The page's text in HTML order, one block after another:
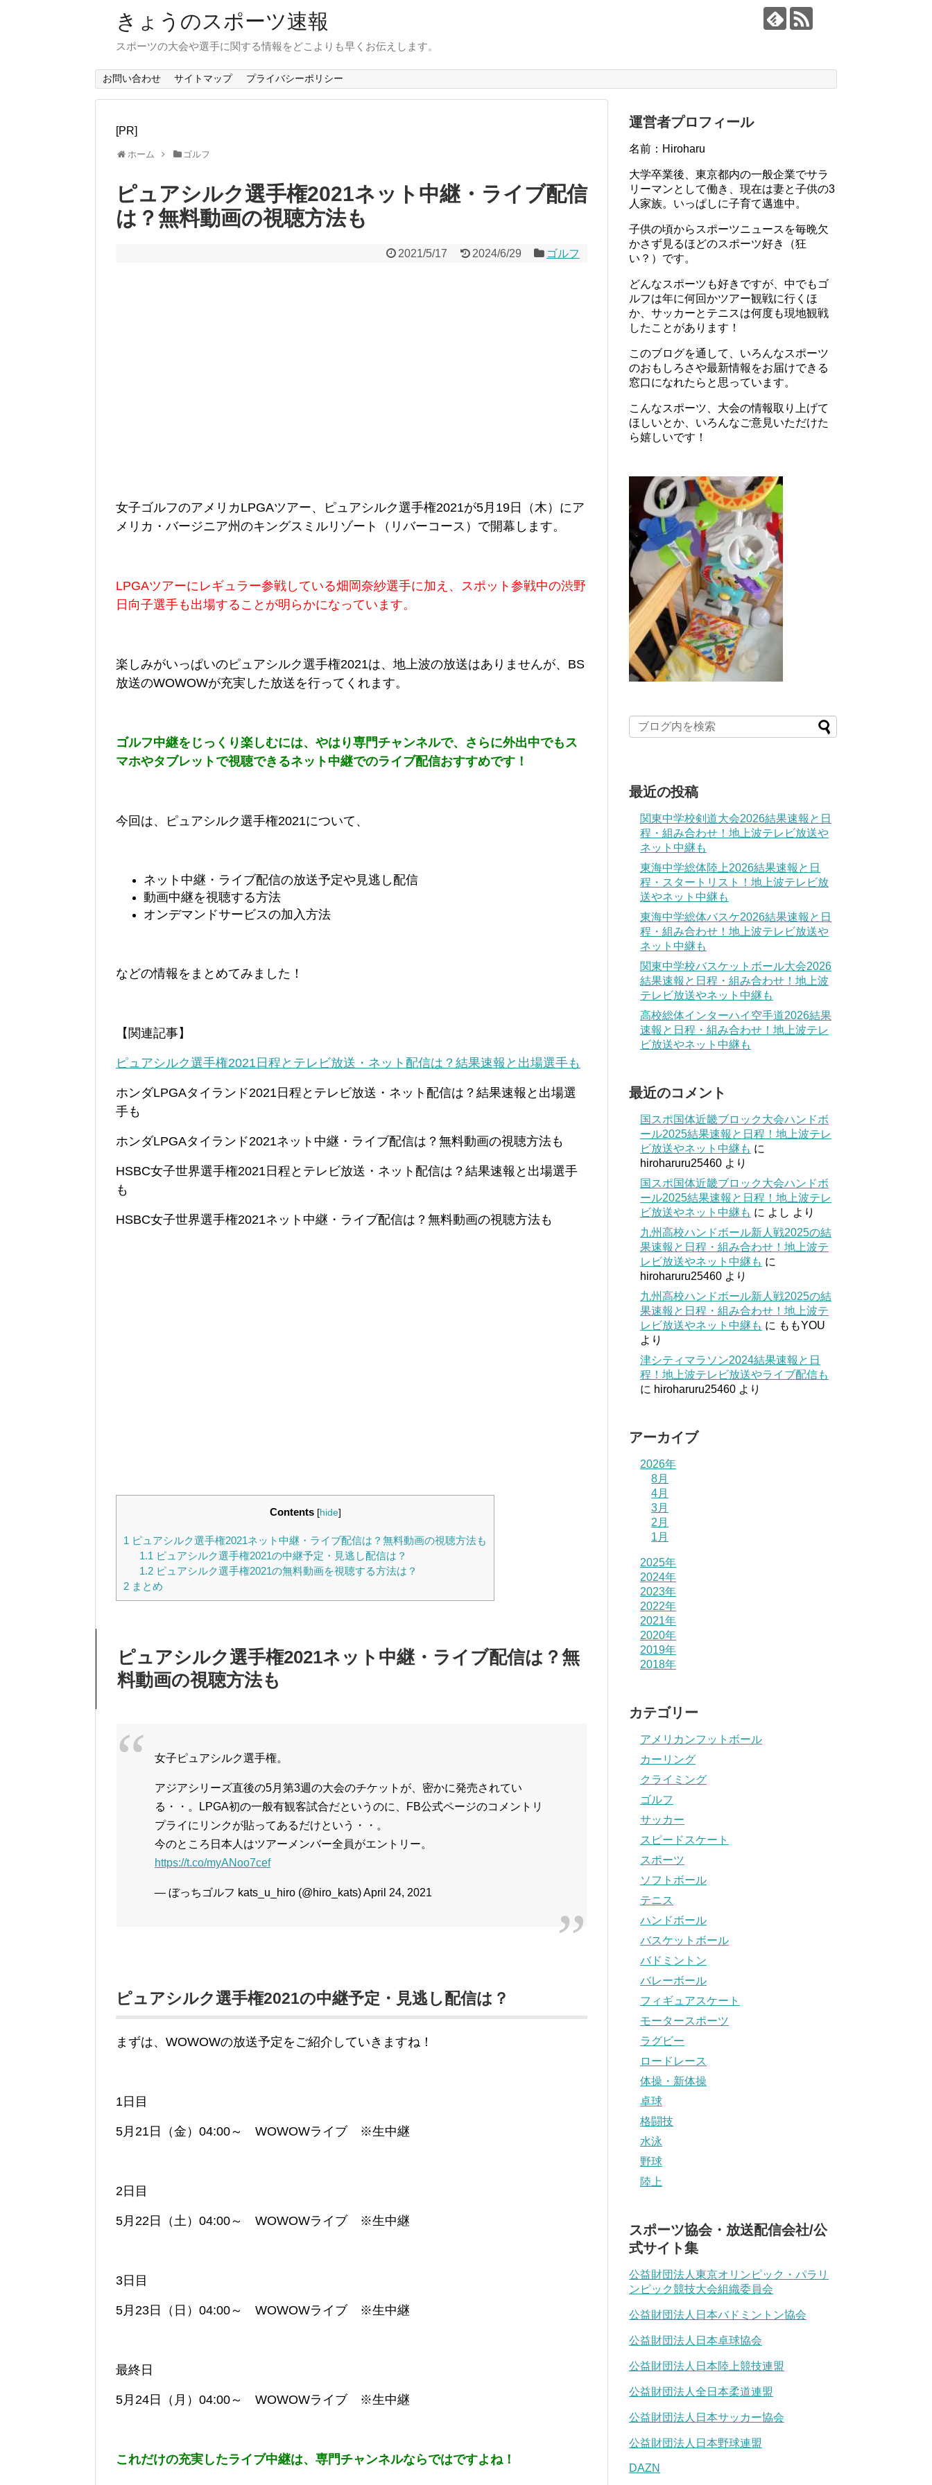
きょうのスポーツ速報
スポーツの大会や選手に関する情報をどこよりも早くお伝えします。
お問い合わせ サイトマップ プライバシーポリシー
[PR]
ホーム ゴルフ
ピュアシルク選手権2021ネット中継・ライブ配信
は？無料動画の視聴方法も
2021/5/17 2024/6/29 ゴルフ
女子ゴルフのアメリカLPGAツアー、ピュアシルク選手権2021が5月19日（木）にア
メリカ・バージニア州のキングスミルリゾート（リバーコース）で開幕します。
LPGAツアーにレギュラー参戦している畑岡奈紗選手に加え、スポット参戦中の渋野
日向子選手も出場することが明らかになっています。
楽しみがいっぱいのピュアシルク選手権2021は、地上波の放送はありませんが、BS
放送のWOWOWが充実した放送を行ってくれます。
ゴルフ中継をじっくり楽しむには、やはり専門チャンネルで、さらに外出中でもス
マホやタブレットで視聴できるネット中継でのライブ配信おすすめです！
今回は、ピュアシルク選手権2021について、
ネット中継・ライブ配信の放送予定や見逃し配信
動画中継を視聴する方法
オンデマンドサービスの加入方法
などの情報をまとめてみました！
【関連記事】
ピュアシルク選手権2021日程とテレビ放送・ネット配信は？結果速報と出場選手も
ホンダLPGAタイランド2021日程とテレビ放送・ネット配信は？結果速報と出場選
手も
ホンダLPGAタイランド2021ネット中継・ライブ配信は？無料動画の視聴方法も
HSBC女子世界選手権2021日程とテレビ放送・ネット配信は？結果速報と出場選手
も
HSBC女子世界選手権2021ネット中継・ライブ配信は？無料動画の視聴方法も
Contents [hide]
1 ピュアシルク選手権2021ネット中継・ライブ配信は？無料動画の視聴方法も
1.1 ピュアシルク選手権2021の中継予定・見逃し配信は？
1.2ピュアシルク選手権2021の無料動画を視聴する方法は？
2 まとめ
ピュアシルク選手権2021ネット中継・ライブ配信は？無
料動画の視聴方法も
女子ピュアシルク選手権。
アジアシリーズ直後の5月第3週の大会のチケットが、密かに発売されてい
る・・。LPGA初の一般有観客試合だというのに、FB公式ページのコメントリ
プライにリンクが貼ってあるだけという・・。
今のところ日本人はツアーメンバー全員がエントリー。
https://t.co/myANoo7cef
— ぼっちゴルフ kats_u_hiro (@hiro_kats) April 24, 2021
ピュアシルク選手権2021の中継予定・見逃し配信は？
まずは、WOWOWの放送予定をご紹介していきますね！
1日目
5月21日（金）04:00～ WOWOWライブ ※生中継
2日目
5月22日（土）04:00～ WOWOWライブ ※生中継
3日目
5月23日（日）04:00～ WOWOWライブ ※生中継
最終日
5月24日（月）04:00～ WOWOWライブ ※生中継
これだけの充実したライブ中継は、専門チャンネルならではですよね！
運営者プロフィール
名前：Hiroharu
大学卒業後、東京都内の一般企業でサラ
リーマンとして働き、現在は妻と子供の3
人家族。いっぱしに子育て邁進中。
子供の頃からスポーツニュースを毎晩欠
かさず見るほどのスポーツ好き（狂
い？）です。
どんなスポーツも好きですが、中でもゴ
ルフは年に何回かツアー観戦に行くほ
か、サッカーとテニスは何度も現地観戦
したことがあります！
このブログを通して、いろんなスポーツ
のおもしろさや最新情報をお届けできる
窓口になれたらと思っています。
こんなスポーツ、大会の情報取り上げて
ほしいとか、いろんなご意見いただけた
ら嬉しいです！
最近の投稿
関東中学校剣道大会2026結果速報と日
程・組み合わせ！地上波テレビ放送や
ネット中継も
東海中学総体陸上2026結果速報と日
程・スタートリスト！地上波テレビ放
送やネット中継も
東海中学総体バスケ2026結果速報と日
程・組み合わせ！地上波テレビ放送や
ネット中継も
関東中学校バスケットボール大会2026
結果速報と日程・組み合わせ！地上波
テレビ放送やネット中継も
高校総体インターハイ空手道2026結果
速報と日程・組み合わせ！地上波テレ
ビ放送やネット中継も
最近のコメント
国スポ国体近畿ブロック大会ハンドボ
ール2025結果速報と日程！地上波テレ
ビ放送やネット中継も に
hiroharuru25460 より
国スポ国体近畿ブロック大会ハンドボ
ール2025結果速報と日程！地上波テレ
ビ放送やネット中継も に よし より
九州高校ハンドボール新人戦2025の結
果速報と日程・組み合わせ！地上波テ
レビ放送やネット中継も に
hiroharuru25460 より
九州高校ハンドボール新人戦2025の結
果速報と日程・組み合わせ！地上波テ
レビ放送やネット中継も に ももYOU
より
津シティマラソン2024結果速報と日
程！地上波テレビ放送やライブ配信も
に hiroharuru25460 より
アーカイブ
2026年
8月
4月
3月
2月
1月
2025年
2024年
2023年
2022年
2021年
2020年
2019年
2018年
カテゴリー
アメリカンフットボール
カーリング
クライミング
ゴルフ
サッカー
スピードスケート
スポーツ
ソフトボール
テニス
ハンドボール
バスケットボール
バドミントン
バレーボール
フィギュアスケート
モータースポーツ
ラグビー
ロードレース
体操・新体操
卓球
格闘技
水泳
野球
陸上
スポーツ協会・放送配信会社/公
式サイト集
公益財団法人東京オリンピック・パラリ
ンピック競技大会組織委員会
公益財団法人日本バドミントン協会
公益財団法人日本卓球協会
公益財団法人日本陸上競技連盟
公益財団法人全日本柔道連盟
公益財団法人日本サッカー協会
公益財団法人日本野球連盟
DAZN